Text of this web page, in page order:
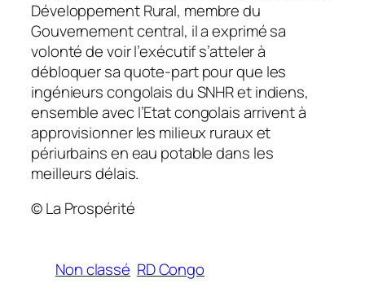
Développement Rural, membre du
Gouvernement central, il a exprimé sa
volonté de voir l’exécutif s’atteler à
débloquer sa quote-part pour que les
ingénieurs congolais du SNHR et indiens,
ensemble avec l’Etat congolais arrivent à
approvisionner les milieux ruraux et
périurbains en eau potable dans les
meilleurs délais.
© La Prospérité
Non classé RD Congo